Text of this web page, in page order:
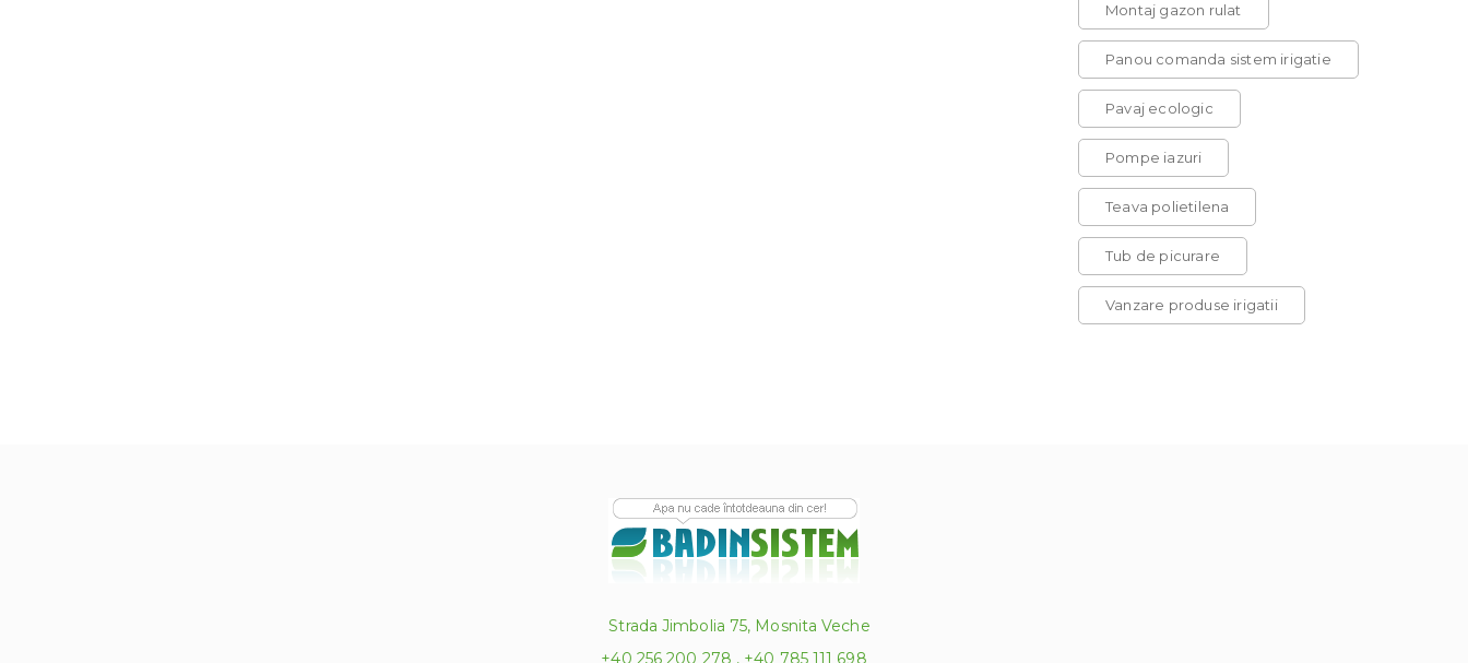
Montaj gazon rulat
Panou comanda sistem irigatie
Pavaj ecologic
Pompe iazuri
Teava polietilena
Tub de picurare
Vanzare produse irigatii
Strada Jimbolia 75, Mosnita Veche
+40 256 200 278 , +40 785 111 698